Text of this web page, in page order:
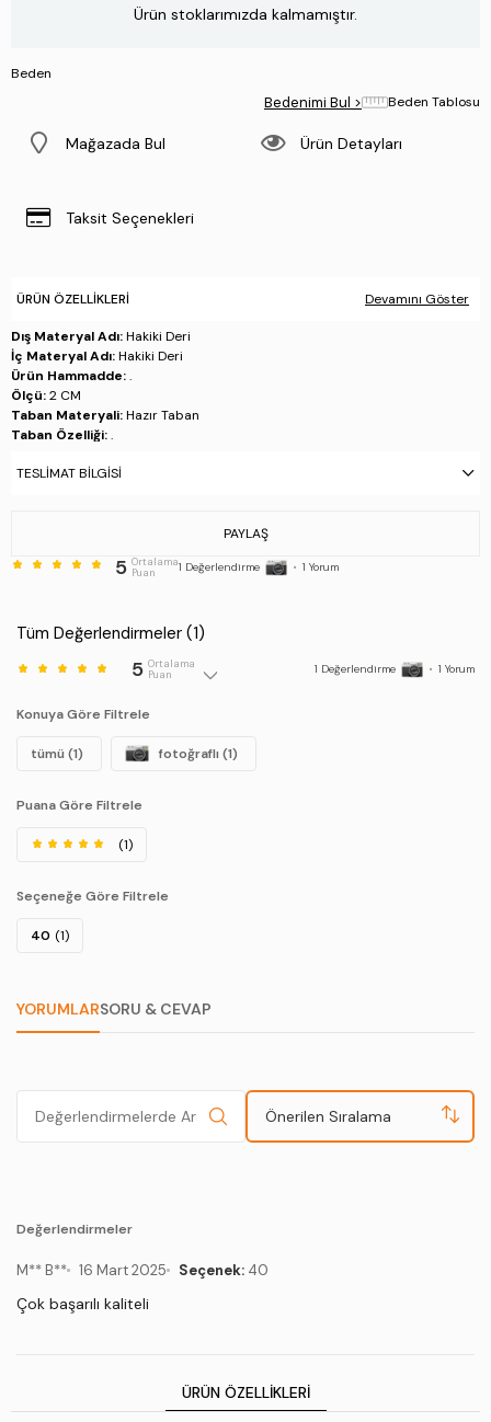
Ürün stoklarımızda kalmamıştır.
Beden
Bedenimi Bul > Beden Tablosu
Mağazada Bul Ürün Detayları
Taksit Seçenekleri
ÜRÜN ÖZELLIKLERI Devamını Göster
Dış Materyal Adı:Hakiki Deri
İç Materyal Adı:Hakiki Deri
Ürün Hammadde:.
Ölçü:2 CM
Taban Materyali:Hazır Taban
Taban Özelliği:.
Üretim Yeri:Türkiye
TESLIMAT BILGISI
PAYLAŞ
5 Ortalama
Puan
1 Değerlendirme • 1 Yorum
Tüm Değerlendirmeler (1)
5 Ortalama
Puan
1 Değerlendirme • 1 Yorum
Konuya Göre Filtrele
tümü (1) fotoğraflı (1)
Puana Göre Filtrele
(1)
Seçeneğe Göre Filtrele
40 (1)
YORUMLARSORU & CEVAP
Önerilen Sıralama
Değerlendirmeler
M** B** 16 Mart 2025 Seçenek: 40
Çok başarılı kaliteli
ÜRÜN ÖZELLIKLERI